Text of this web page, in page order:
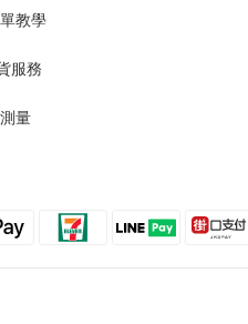
教學
服務
量